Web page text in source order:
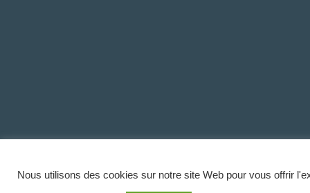
Nous utilisons des cookies sur notre site Web pour vous offrir